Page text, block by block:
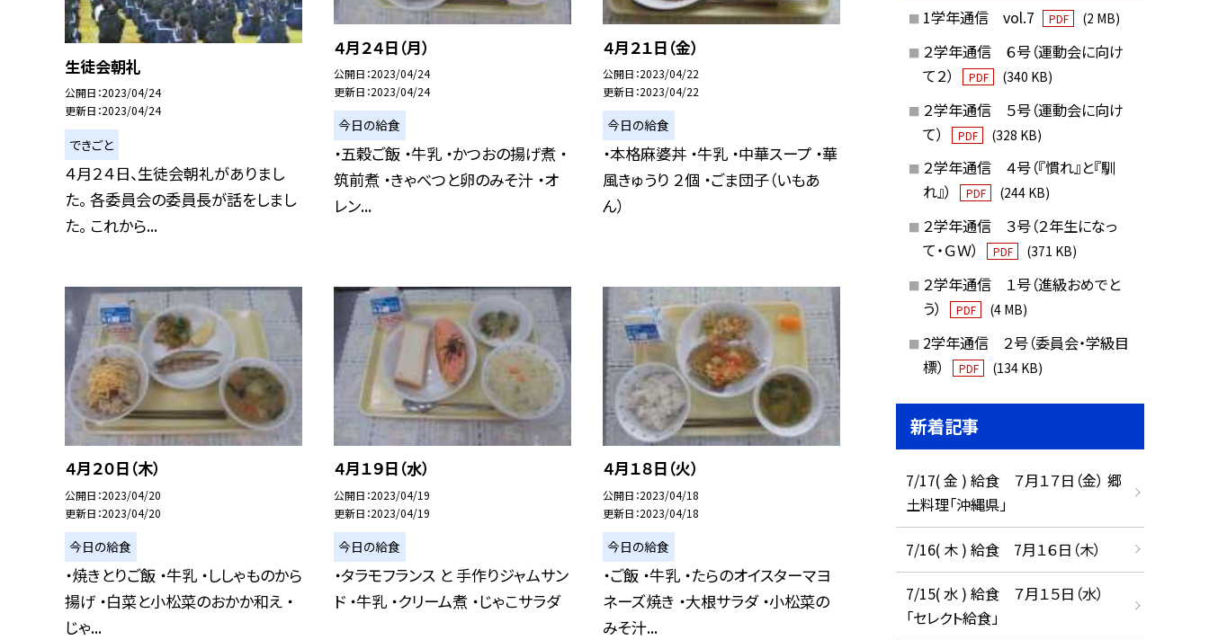
生徒会朝礼
公開日 2023/04/24
更新日 2023/04/24
できごと
４月２４日、生徒会朝礼がありまし
た。 各委員会の委員長が話をしまし
た。 これから...
４月２４日（月）
公開日 2023/04/24
更新日 2023/04/24
今日の給食
・五穀ご飯 ・牛乳 ・かつおの揚げ煮 ・
筑前煮 ・きゃべつと卵のみそ汁 ・オ
レン...
４月２１日（金）
公開日 2023/04/22
更新日 2023/04/22
今日の給食
・本格麻婆丼 ・牛乳 ・中華スープ ・華
風きゅうり ２個 ・ごま団子（いもあ
ん）
４月２０日（木）
公開日 2023/04/20
更新日 2023/04/20
今日の給食
・焼きとりご飯 ・牛乳 ・ししゃものから
揚げ ・白菜と小松菜のおかか和え ・
じゃ...
４月１９日（水）
公開日 2023/04/19
更新日 2023/04/19
今日の給食
・タラモフランス と 手作りジャムサン
ド ・牛乳 ・クリーム煮 ・じゃこサラダ
４月１８日（火）
公開日 2023/04/18
更新日 2023/04/18
今日の給食
・ご飯 ・牛乳 ・たらのオイスターマヨ
ネーズ焼き ・大根サラダ ・小松菜の
みそ汁...
1学年通信 vol.7 PDF (2 MB)
２学年通信 ６号（運動会に向け
て２）
PDF (340 KB)
２学年通信 ５号（運動会に向け
て）
PDF (328 KB)
２学年通信 ４号（『慣れ』と『馴
れ』）
PDF (244 KB)
２学年通信 ３号（２年生になっ
て・ＧＷ）
PDF (371 KB)
２学年通信 １号（進級おめでと
う）
PDF (4 MB)
2学年通信 ２号（委員会・学級目
標）
PDF (134 KB)
新着記事
7/17( 金 ) 給食 ７月１７日（金） 郷
土料理「沖縄県」
7/16( 木 ) 給食 7月１６日（木）
7/15( 水 ) 給食 ７月１５日（水）
「セレクト給食」